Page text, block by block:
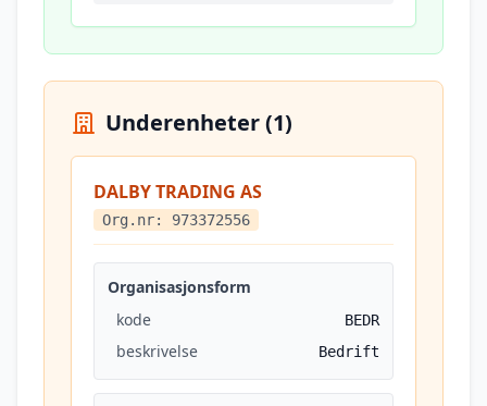
Underenheter (1)
DALBY TRADING AS
Org.nr: 973372556
Organisasjonsform
kode
BEDR
beskrivelse Bedrift